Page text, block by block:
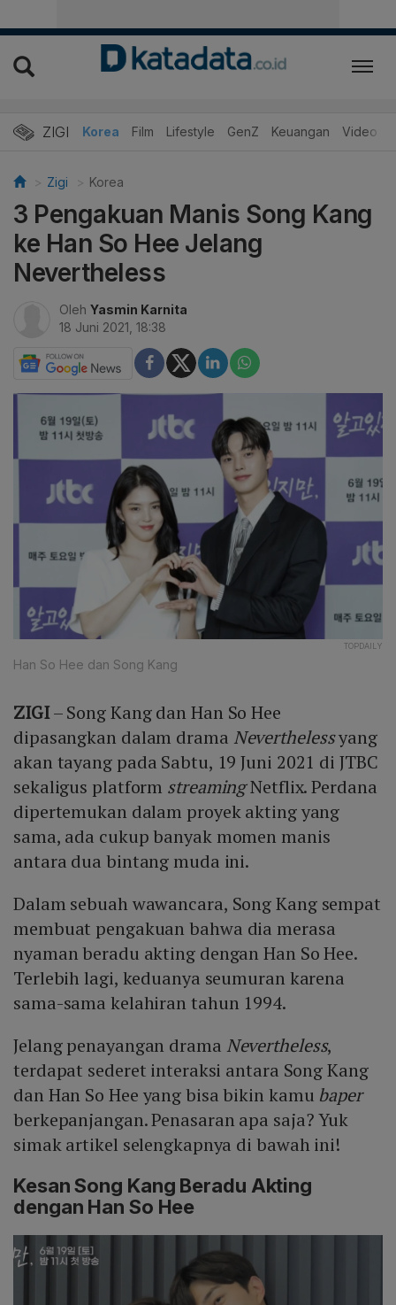
ZIGI
Hits Korea Film Lifestyle GenZ Keuangan Video
Zigi Korea
3 Pengakuan Manis Song Kang
ke Han So Hee Jelang
Nevertheless
Oleh Yasmin Karnita
18 Juni 2021, 18:38
TOPDAILY
Han So Hee dan Song Kang
ZIGI– Song Kang dan Han So Hee
dipasangkan dalam drama Neverthelessyang
akan tayang pada Sabtu, 19 Juni 2021 di JTBC
sekaligus platform streamingNetflix. Perdana
dipertemukan dalam proyek akting yang
sama, ada cukup banyak momen manis
antara dua bintang muda ini.
Dalam sebuah wawancara, Song Kang sempat
membuat pengakuan bahwa dia merasa
nyaman beradu akting dengan Han So Hee.
Terlebih lagi, keduanya seumuran karena
sama-sama kelahiran tahun 1994.
Jelang penayangan drama Nevertheless,
terdapat sederet interaksi antara Song Kang
dan Han So Hee yang bisa bikin kamu baper
berkepanjangan. Penasaran apa saja? Yuk
simak artikel selengkapnya di bawah ini!
Kesan Song Kang Beradu Akting
dengan Han So Hee